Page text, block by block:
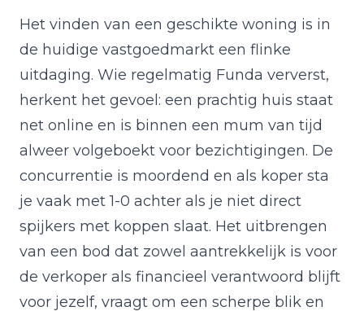
Het vinden van een geschikte woning is in
de huidige vastgoedmarkt een flinke
uitdaging. Wie regelmatig Funda ververst,
herkent het gevoel: een prachtig huis staat
net online en is binnen een mum van tijd
alweer volgeboekt voor bezichtigingen. De
concurrentie is moordend en als koper sta
je vaak met 1-0 achter als je niet direct
spijkers met koppen slaat. Het uitbrengen
van een bod dat zowel aantrekkelijk is voor
de verkoper als financieel verantwoord blijft
voor jezelf, vraagt om een scherpe blik en